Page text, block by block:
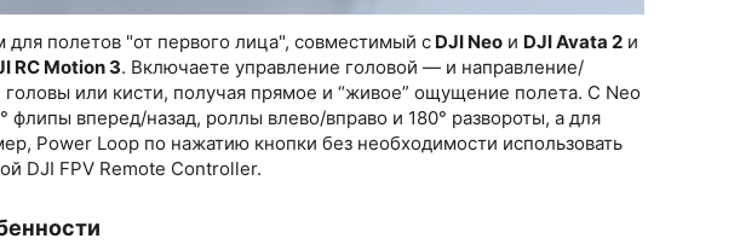
полетов "от первого лица", совместимый с DJI Neo и DJI Avata 2 и
RC Motion 3. Включаете управление головой — и направление/
или кисти, получая прямое и “живое” ощущение полета. С Neo
флипы вперед/назад, роллы влево/вправо и 180° развороты, а для
Power Loop по нажатию кнопки без необходимости использовать
DJI FPV Remote Controller.